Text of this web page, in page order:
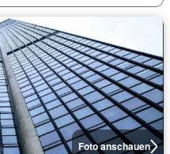
Foto anschauen